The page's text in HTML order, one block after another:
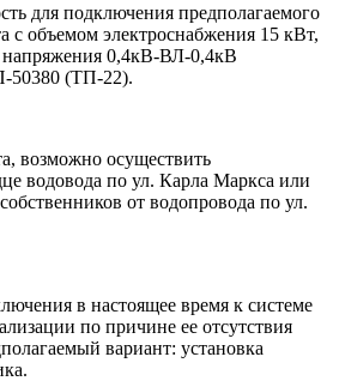
для подключения предполагаемого
с объемом электроснабжения 15 кВт,
напряжения 0,4кВ-ВЛ-0,4кВ
50380 (ТП-22).
возможно осуществить
водовода по ул. Карла Маркса или
от водопровода по ул.
в настоящее время к системе
по причине ее отсутствия
вариант: установка